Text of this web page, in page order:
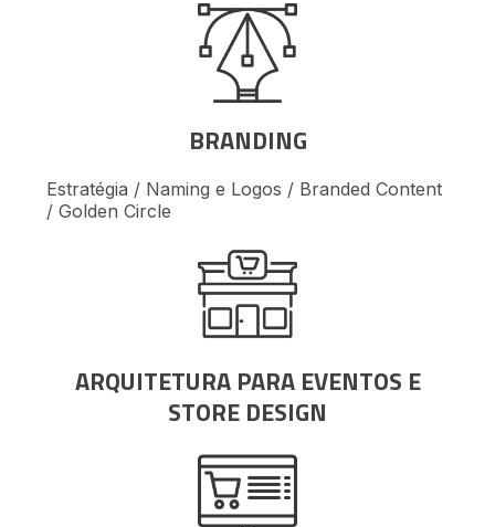
BRANDING
Estratégia / Naming e Logos / Branded Content
/ Golden Circle
ARQUITETURA PARA EVENTOS E
STORE DESIGN